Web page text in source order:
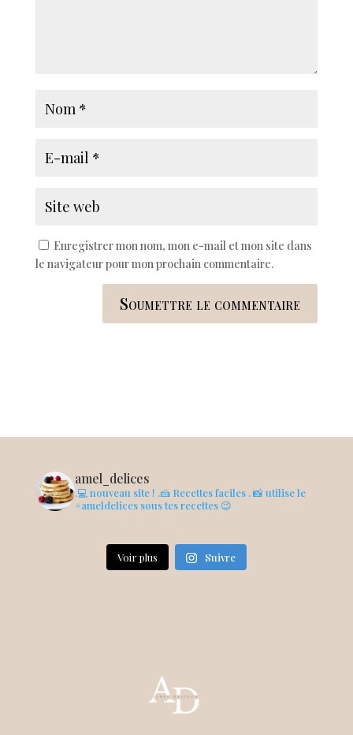
Enregistrer mon nom, mon e-mail et mon site dans
le navigateur pour mon prochain commentaire.
Soumettre le commentaire
amel_delices
.💻 nouveau site ! .🍰 Recettes faciles . 📸 utilise le
#ameldelices sous tes recettes 😉
Voir plus Suivre